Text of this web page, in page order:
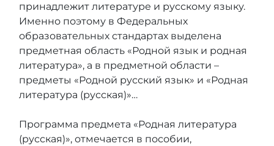
принадлежит литературе и русскому языку.
Именно поэтому в Федеральных
образовательных стандартах выделена
предметная область «Родной язык и родная
литература», а в предметной области –
предметы «Родной русский язык» и «Родная
литература (русская)»…
Программа предмета «Родная литература
(русская)», отмечается в пособии,